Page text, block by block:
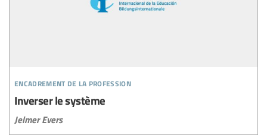
encadrement de la profession
Inverser le système
Jelmer Evers